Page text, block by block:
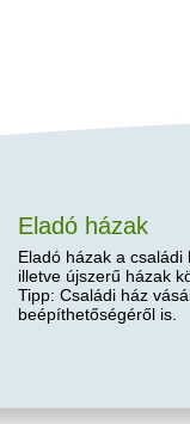
Eladó házak
Eladó házak a
illetve újszerű házak
Tipp: Családi ház
beépíthetőségéről is.